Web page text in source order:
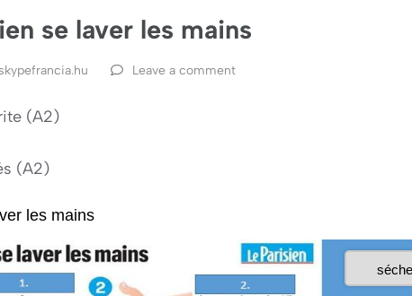
se laver les mains
skypefrancia.hu Leave a comment
(A2)
(A2)